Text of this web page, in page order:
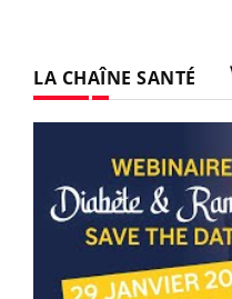
LA CHAÎNE SANTÉ